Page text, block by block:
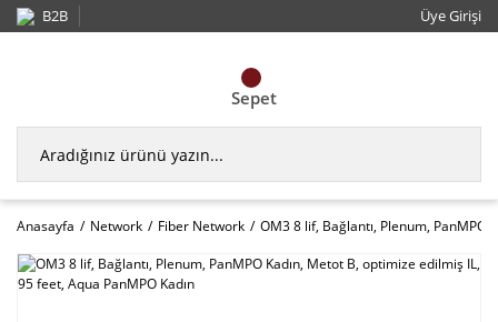
B2B Üye Girişi
Sepet
Anasayfa Network Fiber Network OM3 8 lif, Bağlantı, Plenum, PanMPO